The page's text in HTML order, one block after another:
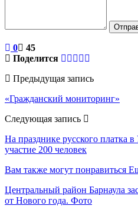
0
45
Поделится
Предыдущая запись
«Гражданский мониторинг»
Следующая запись
На празднике русского платка
участие 200 человек
Вам также могут понравиться
Центральный район Барнаула
от Нового года. Фото